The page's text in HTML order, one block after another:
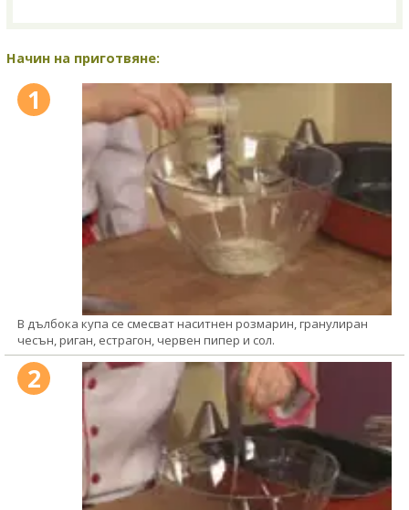
Начин на приготвяне:
1
В дълбока купа се смесват наситнен розмарин, гранулиран
чесън, риган, естрагон, червен пипер и сол.
2